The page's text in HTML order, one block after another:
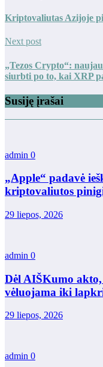
Kriptovaliutas Azijoje
Next post
„Tezos Crypto“:
siurbti po to, kai XRP
Susiję įrašai
admin 0
„Apple“ padavė
kriptovaliutos
29 liepos, 2026
admin 0
Dėl AIŠKumo
vėluojama iki
29 liepos, 2026
admin 0